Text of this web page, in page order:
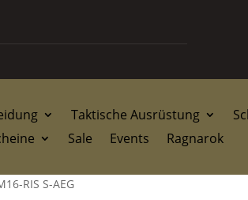
Taktische Ausrüstung
Sale Events Ragnarok
RIS S-AEG